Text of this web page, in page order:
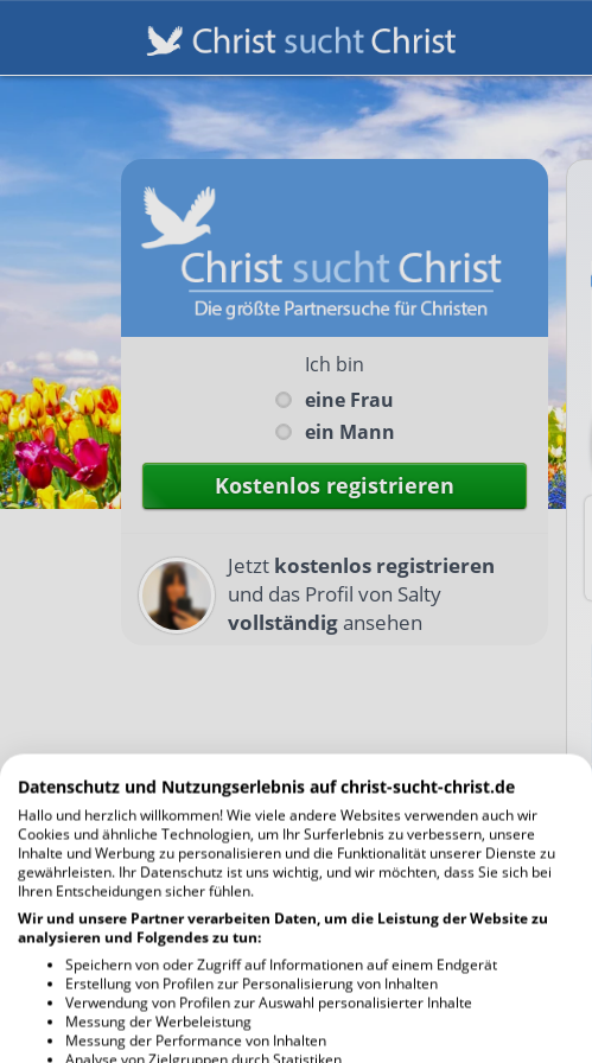
Ich bin
eine Frau
ein Mann
Kostenlos registrieren
Jetzt kostenlos registrieren
und das Profil von Salty
vollständigansehen
Datenschutz und Nutzungserlebnis auf christ-sucht-christ.de
Hallo und herzlich willkommen! Wie viele andere Websites verwenden auch wir
Cookies und ähnliche Technologien, um Ihr Surferlebnis zu verbessern, unsere
Inhalte und Werbung zu personalisieren und die Funktionalität unserer Dienste zu
gewährleisten. Ihr Datenschutz ist uns wichtig, und wir möchten, dass Sie sich bei
Ihren Entscheidungen sicher fühlen.
Wir und unsere Partner verarbeiten Daten, um die Leistung der Website zu
analysieren und Folgendes zu tun:
Speichern von oder Zugriff auf Informationen auf einem Endgerät
Erstellung von Profilen zur Personalisierung von Inhalten
Verwendung von Profilen zur Auswahl personalisierter Inhalte
Messung der Werbeleistung
Messung der Performance von Inhalten
Analyse von Zielgruppen durch Statistiken